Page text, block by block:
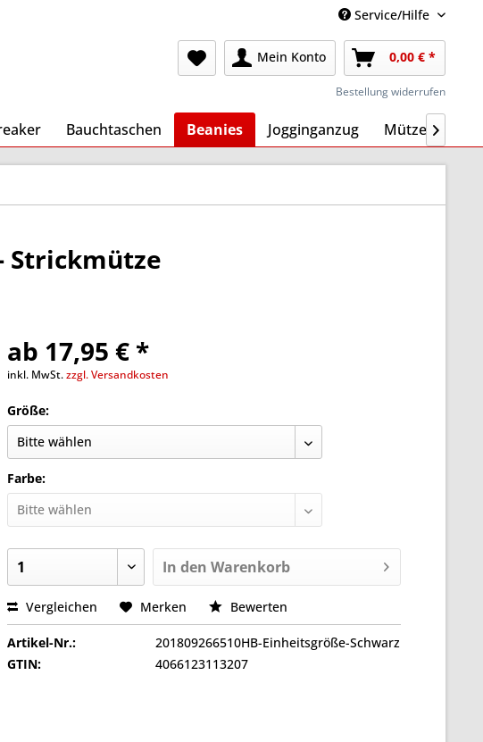
Service/Hilfe
Mein Konto 0,00 € *
Bestellung widerrufen
Bauchtaschen Beanies Jogginganzug Mützen
Strickmütze
ab 17,95 € *
inkl. MwSt.zzgl. Versandkosten
Größe:
Farbe:
In den Warenkorb
Vergleichen Merken Bewerten
Artikel-Nr.:
201809266510HB-Einheitsgröße-Schwarz
GTIN:
4066123113207